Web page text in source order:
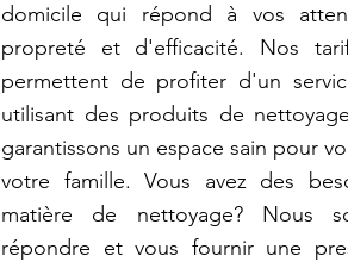
domicile qui répond à vos
propreté et d'efficacité. Nos
permettent de profiter d'un
utilisant des produits de
garantissons un espace sain pour
votre famille. Vous avez des
matière de nettoyage? Nous
répondre et vous fournir une